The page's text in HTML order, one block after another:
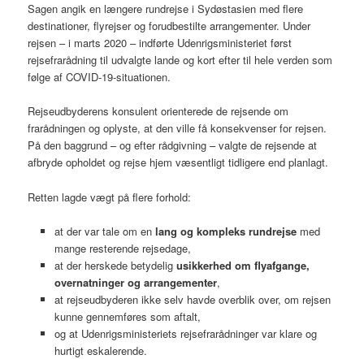
Sagen angik en længere rundrejse i Sydøstasien med flere
destinationer, flyrejser og forudbestilte arrangementer. Under
rejsen – i marts 2020 – indførte Udenrigsministeriet først
rejsefrarådning til udvalgte lande og kort efter til hele verden som
følge af COVID-19-situationen.
Rejseudbyderens konsulent orienterede de rejsende om
frarådningen og oplyste, at den ville få konsekvenser for rejsen.
På den baggrund – og efter rådgivning – valgte de rejsende at
afbryde opholdet og rejse hjem væsentligt tidligere end planlagt.
Retten lagde vægt på flere forhold:
at der var tale om en lang og kompleks rundrejsemed
mange resterende rejsedage,
at der herskede betydelig usikkerhed om flyafgange,
overnatninger og arrangementer,
at rejseudbyderen ikke selv havde overblik over, om rejsen
kunne gennemføres som aftalt,
og at Udenrigsministeriets rejsefrarådninger var klare og
hurtigt eskalerende.